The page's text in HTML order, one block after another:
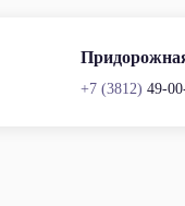
+7 (3812) 49-